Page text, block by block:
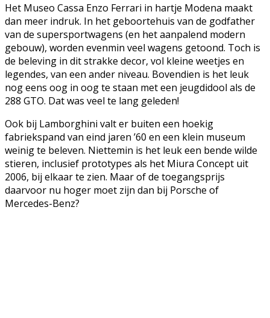
Het Museo Cassa Enzo Ferrari in hartje Modena maakt
dan meer indruk. In het geboortehuis van de godfather
van de supersportwagens (en het aanpalend modern
gebouw), worden evenmin veel wagens getoond. Toch is
de beleving in dit strakke decor, vol kleine weetjes en
legendes, van een ander niveau. Bovendien is het leuk
nog eens oog in oog te staan met een jeugdidool als de
288 GTO. Dat was veel te lang geleden!
Ook bij Lamborghini valt er buiten een hoekig
fabriekspand van eind jaren ’60 en een klein museum
weinig te beleven. Niettemin is het leuk een bende wilde
stieren, inclusief prototypes als het Miura Concept uit
2006, bij elkaar te zien. Maar of de toegangsprijs
daarvoor nu hoger moet zijn dan bij Porsche of
Mercedes-Benz?